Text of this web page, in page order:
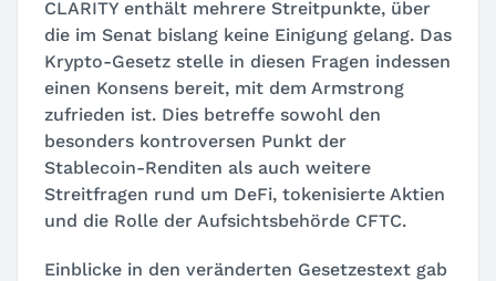
CLARITY enthält mehrere Streitpunkte, über
die im Senat bislang keine Einigung gelang. Das
Krypto-Gesetz stelle in diesen Fragen indessen
einen Konsens bereit, mit dem Armstrong
zufrieden ist. Dies betreffe sowohl den
besonders kontroversen Punkt der
Stablecoin-Renditen als auch weitere
Streitfragen rund um DeFi, tokenisierte Aktien
und die Rolle der Aufsichtsbehörde CFTC.
Einblicke in den veränderten Gesetzestext gab